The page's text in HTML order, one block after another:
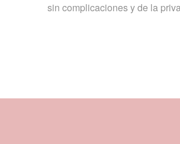
sin complicaciones y de la